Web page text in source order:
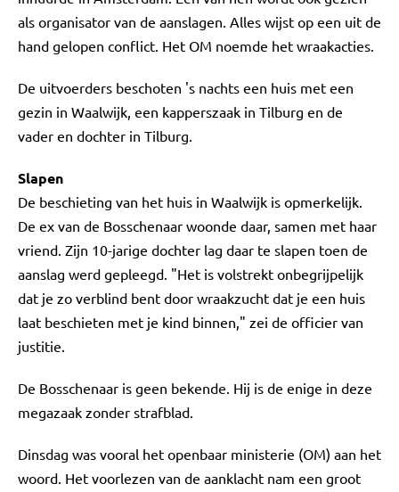
als organisator van de aanslagen. Alles wijst op een uit de
hand gelopen conflict. Het OM noemde het wraakacties.
De uitvoerders beschoten 's nachts een huis met een
gezin in Waalwijk, een kapperszaak in Tilburg en de
vader en dochter in Tilburg.
Slapen
De beschieting van het huis in Waalwijk is opmerkelijk.
De ex van de Bosschenaar woonde daar, samen met haar
vriend. Zijn 10-jarige dochter lag daar te slapen toen de
aanslag werd gepleegd. "Het is volstrekt onbegrijpelijk
dat je zo verblind bent door wraakzucht dat je een huis
laat beschieten met je kind binnen," zei de officier van
justitie.
De Bosschenaar is geen bekende. Hij is de enige in deze
megazaak zonder strafblad.
Dinsdag was vooral het openbaar ministerie (OM) aan het
woord. Het voorlezen van de aanklacht nam een groot